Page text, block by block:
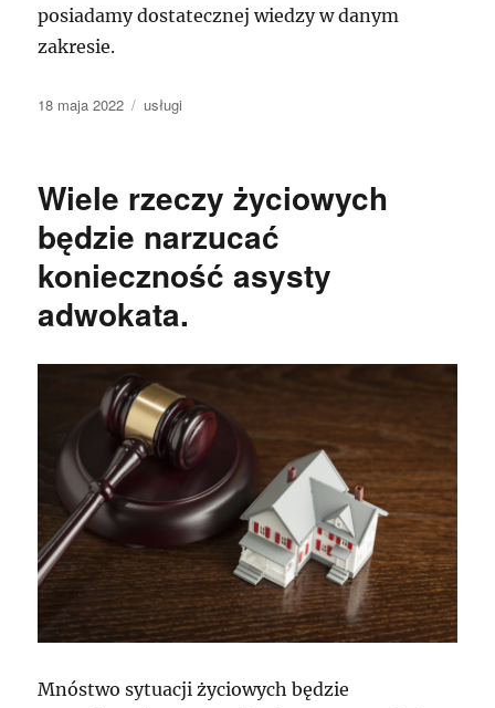
posiadamy dostatecznej wiedzy w danym
zakresie.
Data
18 maja 2022 Kategorie
usługi
Wiele rzeczy życiowych
będzie narzucać
konieczność asysty
adwokata.
Mnóstwo sytuacji życiowych będzie